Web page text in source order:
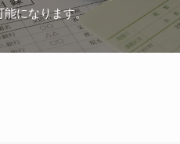
能になります。